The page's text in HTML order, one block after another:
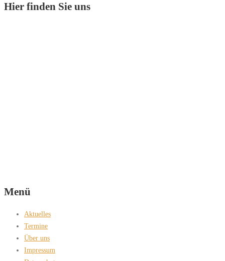
Hier finden Sie uns
Menü
Aktuelles
Termine
Über uns
Impressum